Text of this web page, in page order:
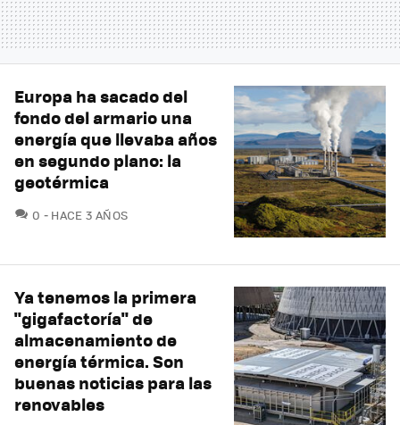
Europa ha sacado del
fondo del armario una
energía que llevaba años
en segundo plano: la
geotérmica
0 COMENTARIOS
HACE 3 AÑOS
Ya tenemos la primera
"gigafactoría" de
almacenamiento de
energía térmica. Son
buenas noticias para las
renovables